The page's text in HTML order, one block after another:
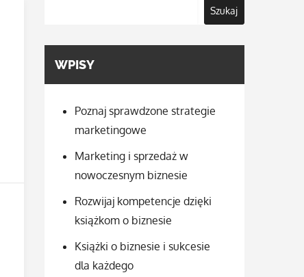
Szukaj
WPISY
Poznaj sprawdzone strategie
marketingowe
Marketing i sprzedaż w
nowoczesnym biznesie
Rozwijaj kompetencje dzięki
książkom o biznesie
Książki o biznesie i sukcesie
dla każdego